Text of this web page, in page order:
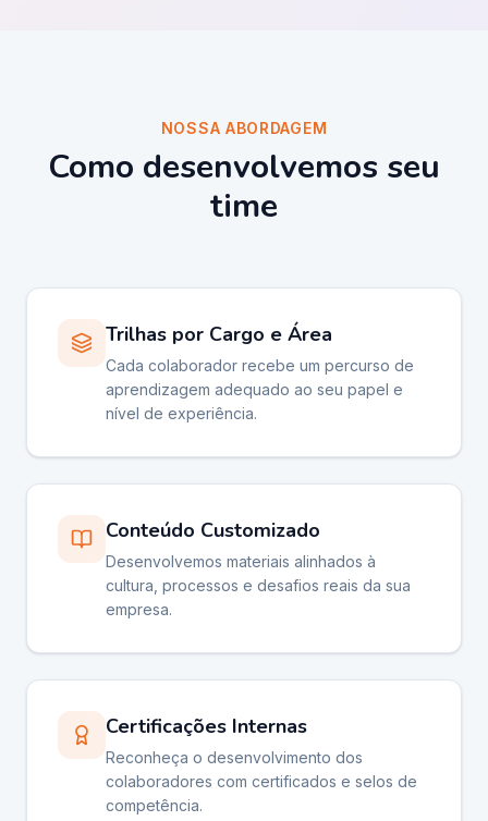
NOSSA ABORDAGEM
Como desenvolvemos seu
time
Trilhas por Cargo e Área
Cada colaborador recebe um percurso de
aprendizagem adequado ao seu papel e
nível de experiência.
Conteúdo Customizado
Desenvolvemos materiais alinhados à
cultura, processos e desafios reais da sua
empresa.
Certificações Internas
Reconheça o desenvolvimento dos
colaboradores com certificados e selos de
competência.